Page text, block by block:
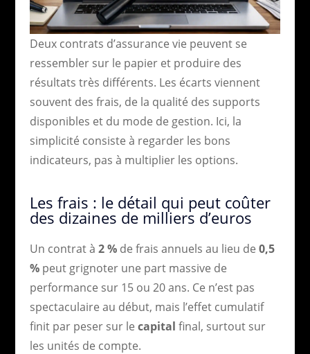
Deux contrats d’assurance vie peuvent se
ressembler sur le papier et produire des
résultats très différents. Les écarts viennent
souvent des frais, de la qualité des supports
disponibles et du mode de gestion. Ici, la
simplicité consiste à regarder les bons
indicateurs, pas à multiplier les options.
Les frais : le détail qui peut coûter
des dizaines de milliers d’euros
Un contrat à 2 %de frais annuels au lieu de 0,5
%peut grignoter une part massive de
performance sur 15 ou 20 ans. Ce n’est pas
spectaculaire au début, mais l’effet cumulatif
finit par peser sur le capital final, surtout sur
les unités de compte.